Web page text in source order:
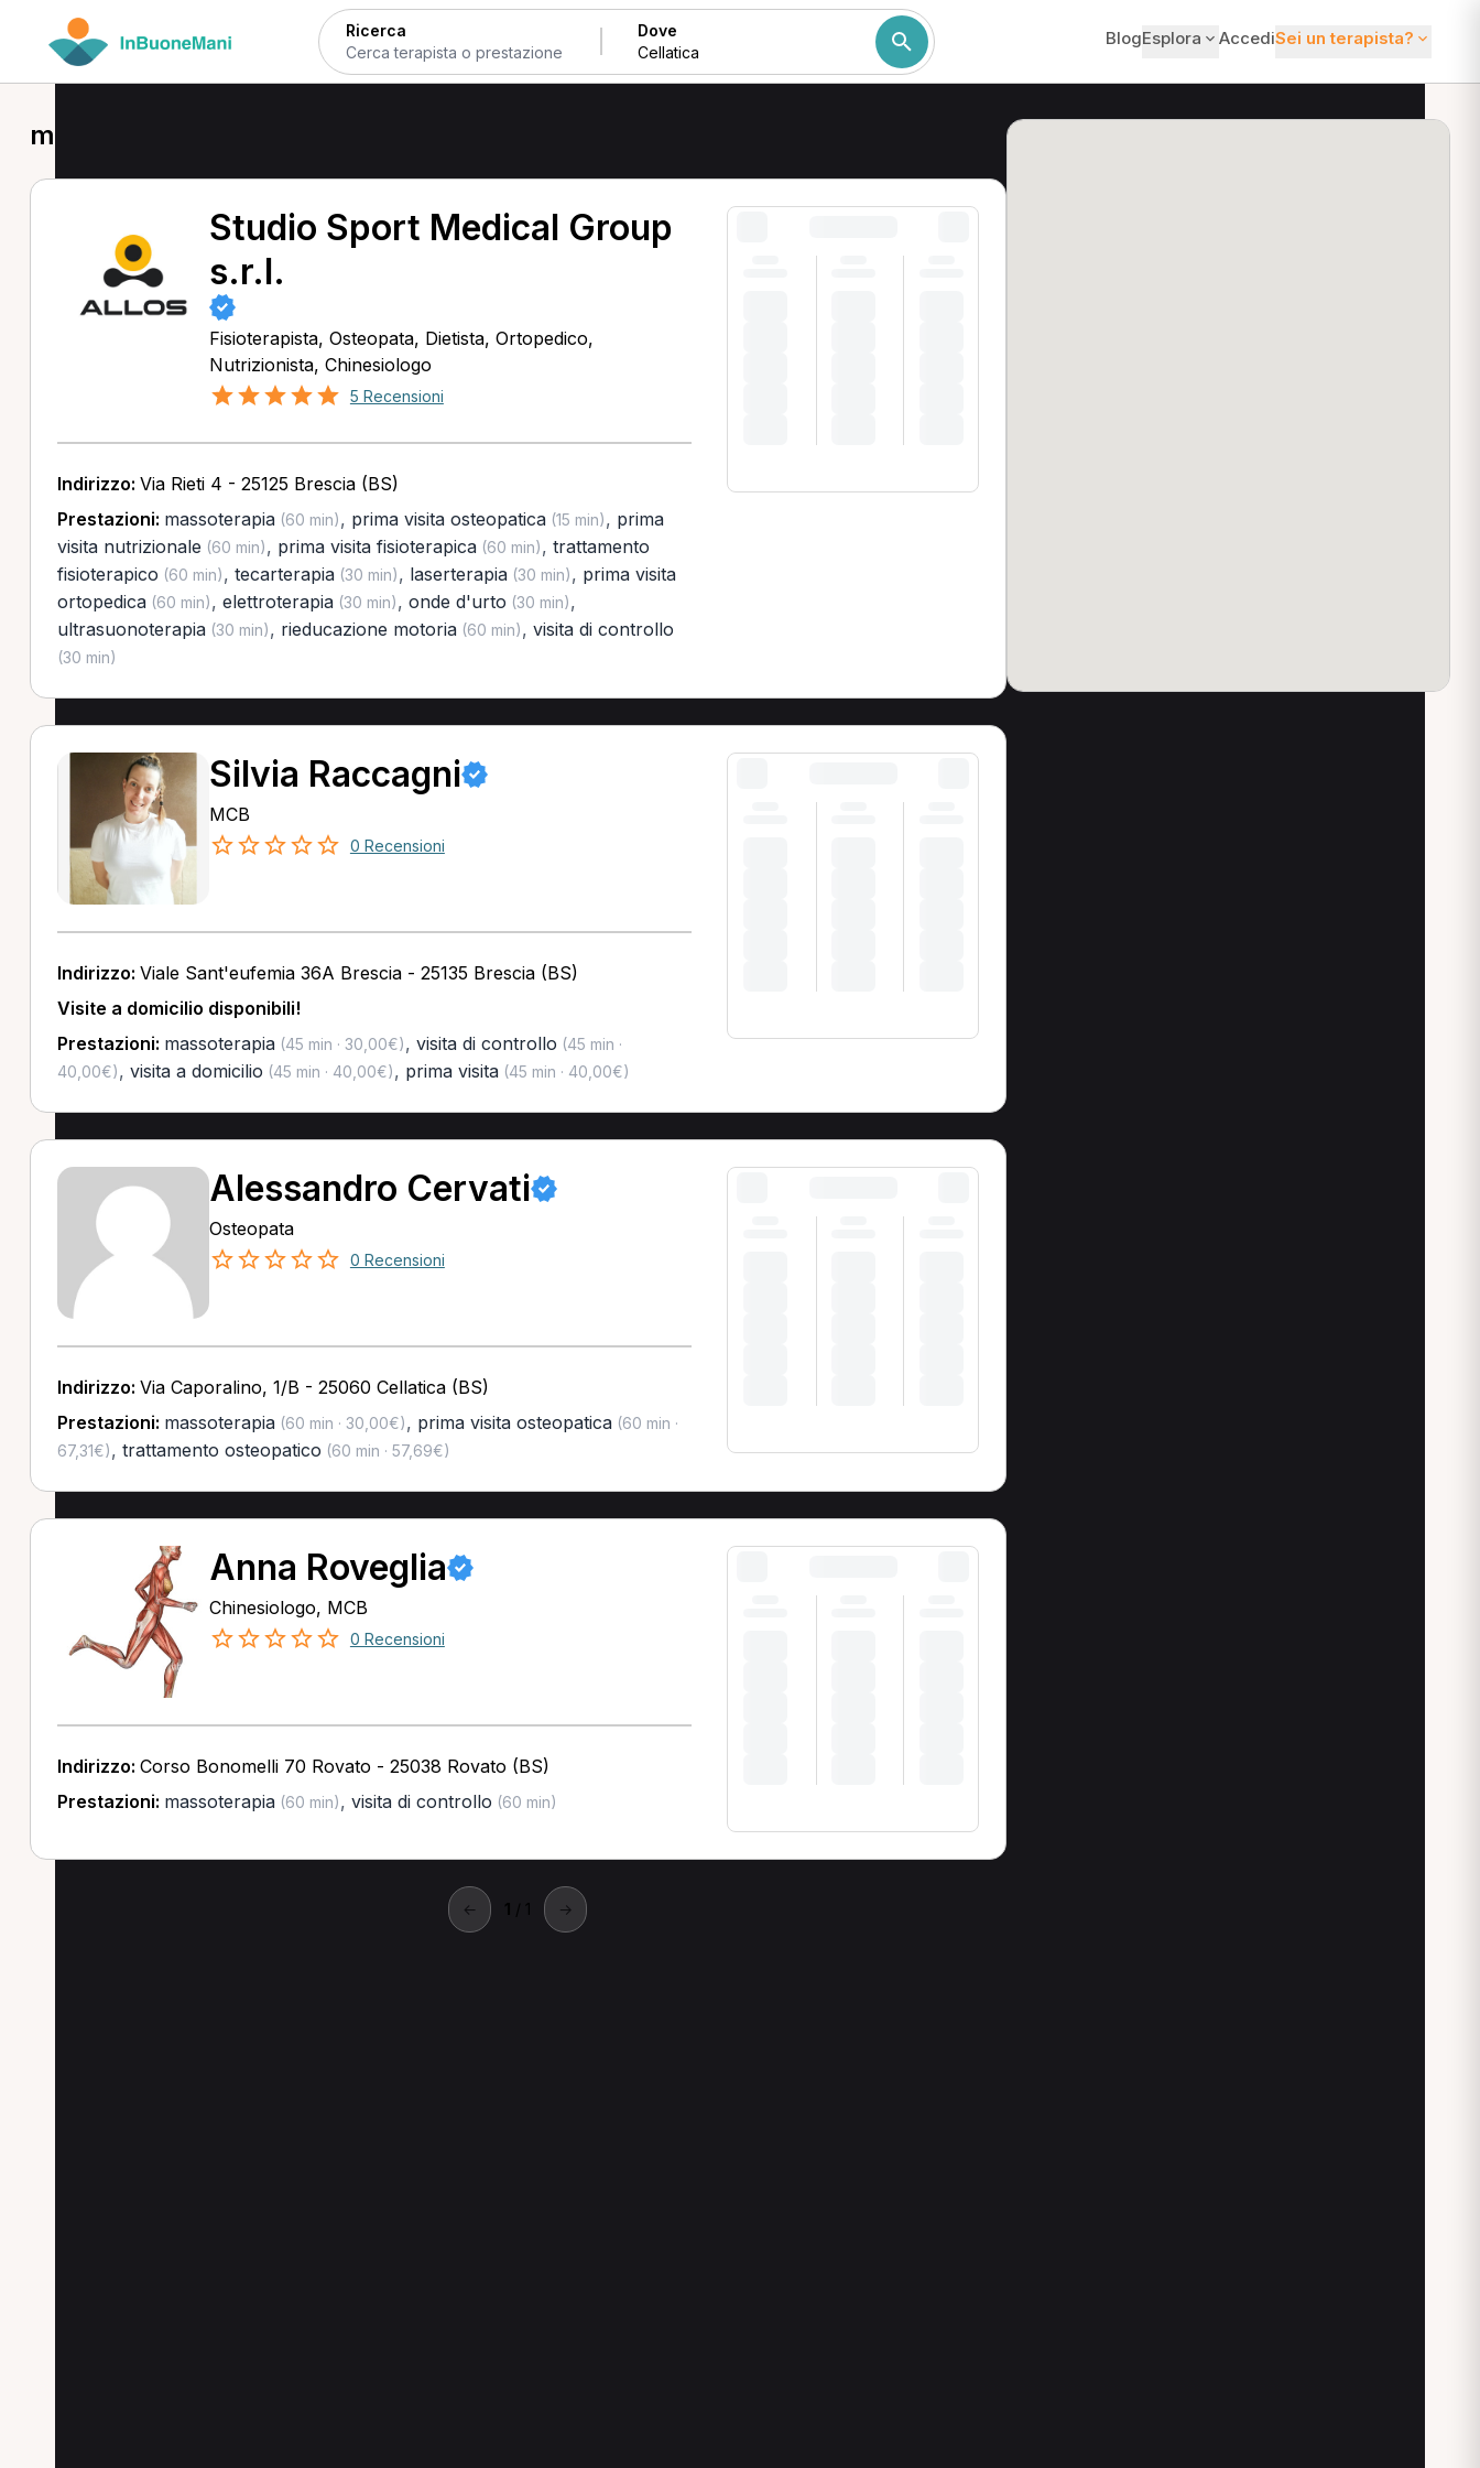
Ricerca Dove BlogEsplora AccediSei un terapista?
massoterapia a Cellatica
Studio Sport Medical Group
s.r.l.
Fisioterapista, Osteopata, Dietista, Ortopedico,
Nutrizionista, Chinesiologo
5 Recensioni
Indirizzo: Via Rieti 4 - 25125 Brescia (BS)
Prestazioni: massoterapia(60 min), prima visita osteopatica(15 min), prima
visita nutrizionale (60 min), prima visita fisioterapica(60 min), trattamento
fisioterapico (60 min), tecarterapia(30 min), laserterapia(30 min), prima visita
ortopedica(60 min), elettroterapia(30 min), onde d'urto (30 min),
ultrasuonoterapia(30 min), rieducazione motoria(60 min), visita di controllo
(30 min)
Silvia Raccagni
MCB
0 Recensioni
Indirizzo: Viale Sant'eufemia 36A Brescia - 25135 Brescia (BS)
Visite a domicilio disponibili!
Prestazioni: massoterapia(45 min · 30,00€), visita di controllo (45 min ·
40,00€), visita a domicilio (45 min · 40,00€), prima visita(45 min · 40,00€)
Alessandro Cervati
Osteopata
0 Recensioni
Indirizzo: Via Caporalino, 1/B - 25060 Cellatica (BS)
Prestazioni: massoterapia(60 min · 30,00€), prima visita osteopatica(60 min ·
67,31€), trattamento osteopatico (60 min · 57,69€)
Anna Roveglia
Chinesiologo, MCB
0 Recensioni
Indirizzo: Corso Bonomelli 70 Rovato - 25038 Rovato (BS)
Prestazioni: massoterapia(60 min), visita di controllo (60 min)
← 1 / 1 →